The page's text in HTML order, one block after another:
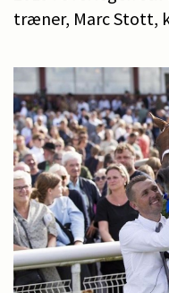
træner, Marc Stott,